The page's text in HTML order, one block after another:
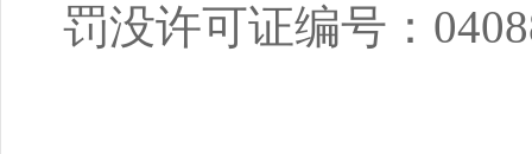
罚没许可证编号：